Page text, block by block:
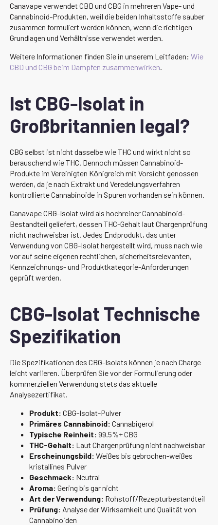
Canavape verwendet CBD und CBG in mehreren Vape- und
Cannabinoid-Produkten, weil die beiden Inhaltsstoffe sauber
zusammen formuliert werden können, wenn die richtigen
Grundlagen und Verhältnisse verwendet werden.
Weitere Informationen finden Sie in unserem Leitfaden: Wie
CBD und CBG beim Dampfen zusammenwirken
Ist CBG-Isolat in
Großbritannien legal?
CBG selbst ist nicht dasselbe wie THC und wirkt nicht so
berauschend wie THC. Dennoch müssen Cannabinoid-
Produkte im Vereinigten Königreich mit Vorsicht genossen
werden, da je nach Extrakt und Veredelungsverfahren
kontrollierte Cannabinoide in Spuren vorhanden sein können.
Canavape CBG-Isolat wird als hochreiner Cannabinoid-
Bestandteil geliefert, dessen THC-Gehalt laut Chargenprüfung
nicht nachweisbar ist. Jedes Endprodukt, das unter
Verwendung von CBG-Isolat hergestellt wird, muss nach wie
vor auf seine eigenen rechtlichen, sicherheitsrelevanten,
Kennzeichnungs- und Produktkategorie-Anforderungen
geprüft werden.
CBG-Isolat Technische
Spezifikation
Die Spezifikationen des CBG-Isolats können je nach Charge
leicht variieren. Überprüfen Sie vor der Formulierung oder
kommerziellen Verwendung stets das aktuelle
Analysezertifikat.
Produkt: CBG-Isolat-Pulver
Primäres Cannabinoid: Cannabigerol
Typische Reinheit: 99.5%+ CBG
THC-Gehalt: Laut Chargenprüfung nicht nachweisbar
Erscheinungsbild: Weißes bis gebrochen-weißes
kristallines Pulver
Geschmack: Neutral
Aroma: Gering bis gar nicht
Art der Verwendung: Rohstoff/Rezepturbestandteil
Prüfung: Analyse der Wirksamkeit und Qualität von
Cannabinoiden